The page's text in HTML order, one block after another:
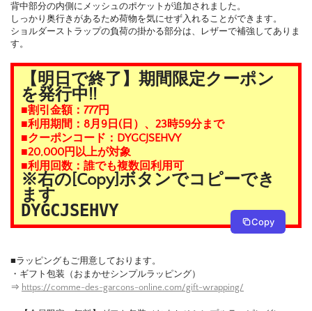
背中部分の内側にメッシュのポケットが追加されました。
しっかり奥行きがあるため荷物を気にせず入れることができます。
ショルダーストラップの負荷の掛かる部分は、レザーで補強してありま
す。
【明日で終了】期間限定クーポン
を発行中!!
■割引金額：777円
■利用期間：8月9日(日）、23時59分まで
■クーポンコード：DYGCJSEHVY
■20,000円以上が対象
■利用回数：誰でも複数回利用可
※右の[Copy]ボタンでコピーでき
ます
DYGCJSEHVY
Copy
■ラッピングもご用意しております。
・ギフト包装（おまかせシンプルラッピング）
⇒ https://comme-des-garcons-online.com/gift-wrapping/